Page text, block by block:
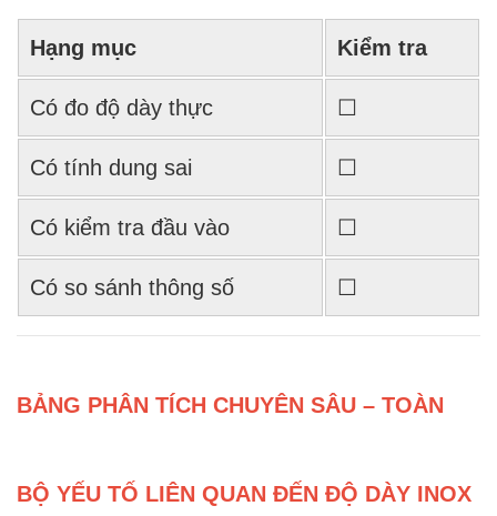
Hạng mục Kiểm tra
Có đo độ dày thực ☐
Có tính dung sai ☐
Có kiểm tra đầu vào ☐
Có so sánh thông số ☐
BẢNG PHÂN TÍCH CHUYÊN SÂU – TOÀN
BỘ YẾU TỐ LIÊN QUAN ĐẾN ĐỘ DÀY INOX